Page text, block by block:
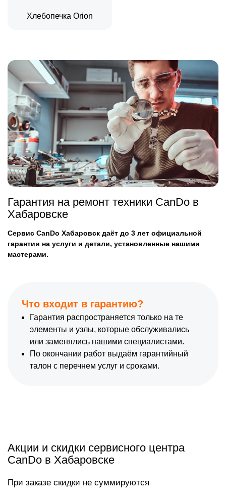
Хлебопечка Orion
Гарантия на ремонт техники CanDo в
Хабаровске
Сервис CanDo Хабаровск даёт до 3 лет официальной
гарантии на услуги и детали, установленные нашими
мастерами.
Что входит в гарантию?
Гарантия распространяется только на те
элементы и узлы, которые обслуживались
или заменялись нашими специалистами.
По окончании работ выдаём гарантийный
талон с перечнем услуг и сроками.
Акции и скидки сервисного центра
CanDo в Хабаровске
При заказе скидки не суммируются